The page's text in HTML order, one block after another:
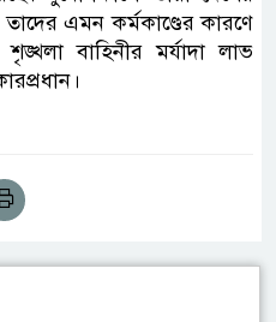
এমন কর্মকাণ্ডের কারণে
বাহিনীর মর্যাদা লাভ